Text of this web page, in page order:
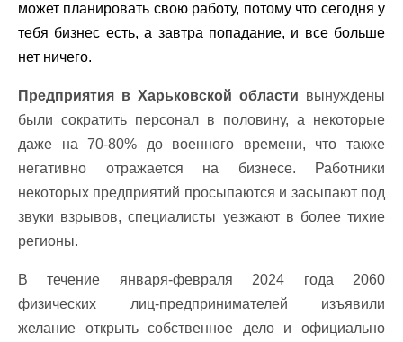
может планировать свою работу, потому что сегодня у
тебя бизнес есть, а завтра попадание, и все больше
нет ничего.
Предприятия в Харьковской области вынуждены
были сократить персонал в половину, а некоторые
даже на 70-80% до военного времени, что также
негативно отражается на бизнесе. Работники
некоторых предприятий просыпаются и засыпают под
звуки взрывов, специалисты уезжают в более тихие
регионы.
В течение января-февраля 2024 года 2060
физических лиц-предпринимателей изъявили
желание открыть собственное дело и официально